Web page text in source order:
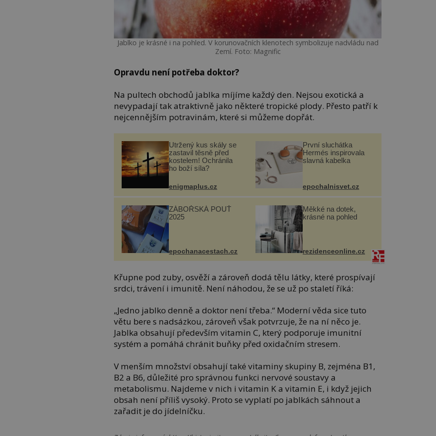
Jablko je krásné i na pohled. V korunovačních klenotech symbolizuje nadvládu nad
Zemí. Foto: Magnific
Opravdu není potřeba doktor?
Na pultech obchodů jablka míjíme každý den. Nejsou exotická a
nevypadají tak atraktivně jako některé tropické plody. Přesto patří k
nejcennějším potravinám, které si můžeme dopřát.
Utržený kus skály se
zastavil těsně před
kostelem! Ochránila
ho boží síla?
enigmaplus.cz
První sluchátka
Hermés inspirovala
slavná kabelka
epochalnisvet.cz
ZÁBOŘSKÁ POUŤ
2025
epochanacestach.cz
Měkké na dotek,
krásné na pohled
rezidenceonline.cz
Křupne pod zuby, osvěží a zároveň dodá tělu látky, které prospívají
srdci, trávení i imunitě. Není náhodou, že se už po staletí říká:
„Jedno jablko denně a doktor není třeba.“ Moderní věda sice tuto
větu bere s nadsázkou, zároveň však potvrzuje, že na ní něco je.
Jablka obsahují především vitamin C, který podporuje imunitní
systém a pomáhá chránit buňky před oxidačním stresem.
V menším množství obsahují také vitaminy skupiny B, zejména B1,
B2 a B6, důležité pro správnou funkci nervové soustavy a
metabolismu. Najdeme v nich i vitamin K a vitamin E, i když jejich
obsah není příliš vysoký. Proto se vyplatí po jablkách sáhnout a
zařadit je do jídelníčku.